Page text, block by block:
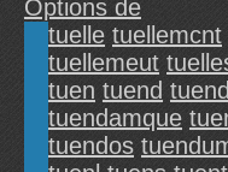
Options de
tuelle tuellemcnt
tuellemeut
tuen tuend
tuendamque
tuendos